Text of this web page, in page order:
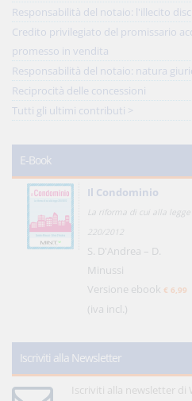
Responsabilità del notaio: l'illecito
Credito privilegiato del promissario
promesso in vendita
Responsabilità del notaio: natura
Reciprocità delle concessioni
Tutti gli ultimi contributi >
E-Book
Il Condominio
La riforma di cui alla legge
220/2012
S. D'Andrea – D.
Minussi
Versione ebook € 6,99
(iva incl.)
Iscriviti alla Newsletter
Iscriviti alla newsletter di